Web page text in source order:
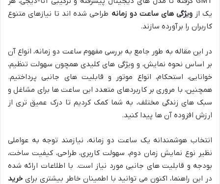
یک ازویژگی های ساعت دو زمانه طراحی شده اند تا نیازهای متنوع
کاربران را برآورده سازند.
در این مقاله به طور جامع به بررسی مفهوم ساعت دو زمانه، انواع آن
بر اساس نحوه نمایش، و ویژگی های کلیدی همچون سهولت تنظیم،
خوانایی، استحکام، انواع موتور و قابلیت های جانبی پرداختیم.
همچنین، با مروری بر کاربردهای متعدد این ساعت ها برای مشاغل و
سبک های زندگی مختلف، به شما کمک کردیم تا درک عمیق تری از
ارزش افزوده آن ها پیدا کنید.
انتخاب هوشمندانه یک ساعت دو زمانه، نیازمند توجه به عواملی
نظیر نوع نمایش زمان دوم، سهولت کاربری، طراحی، کیفیت ساخت،
بودجه و قابلیت های جانبی مورد نیاز است. با اطلاعات ارائه شده
در این راهنما، اکنون می توانید با اطمینان خاطر بیشتری برای خرید